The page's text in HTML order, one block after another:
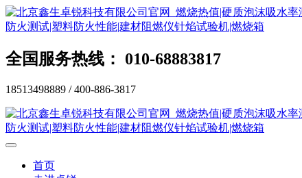
全国服务热线： 010-68883817
18513498889 / 400-886-3817
首页